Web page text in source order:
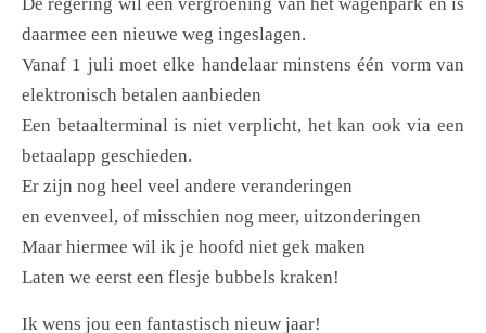
daarmee een nieuwe weg ingeslagen.
Vanaf 1 juli moet elke handelaar minstens één vorm van
elektronisch betalen aanbieden
Een betaalterminal is niet verplicht, het kan ook via een
betaalapp geschieden.
Er zijn nog heel veel andere veranderingen
en evenveel, of misschien nog meer, uitzonderingen
Maar hiermee wil ik je hoofd niet gek maken
Laten we eerst een flesje bubbels kraken!
Ik wens jou een fantastisch nieuw jaar!